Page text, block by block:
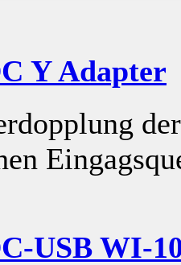
Y Adapter
USB WI-